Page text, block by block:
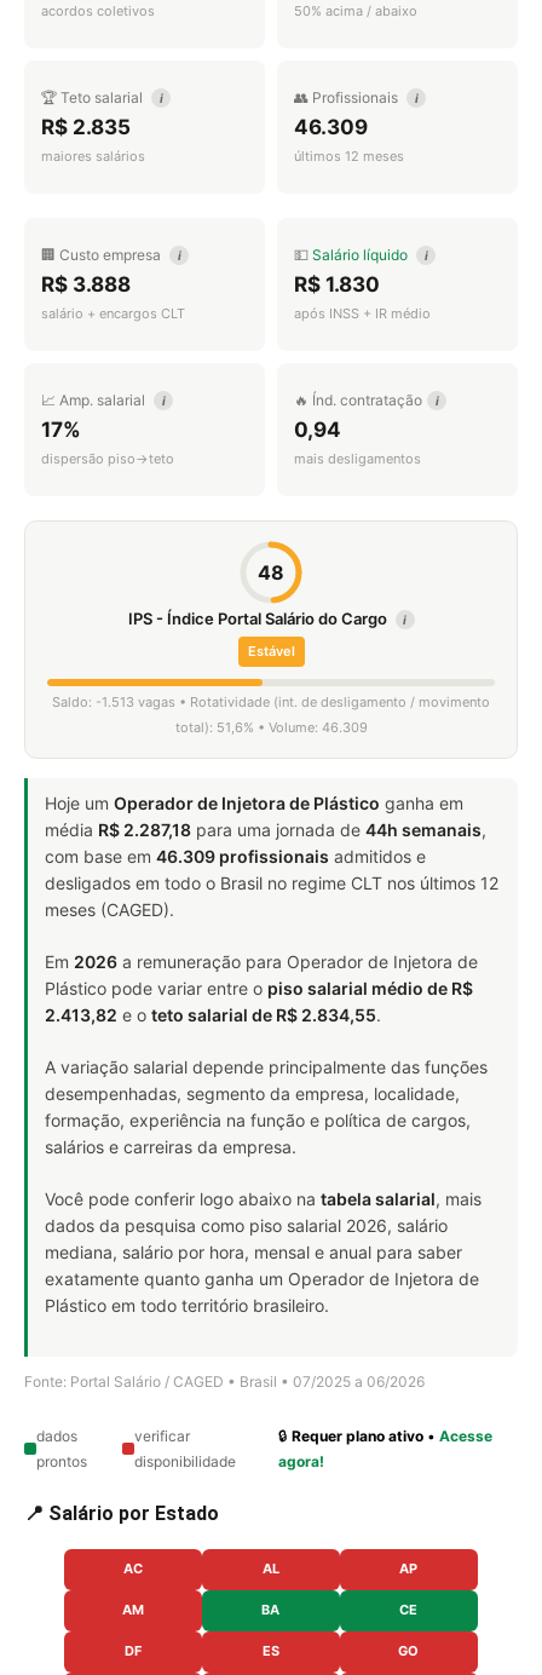
acordos coletivos 50% acima / abaixo
🏆 Teto salarial i
R$ 2.835
maiores salários
👥 Profissionais i
46.309
últimos 12 meses
🏢 Custo empresa i
R$ 3.888
salário + encargos CLT
💵 Salário líquido i
R$ 1.830
após INSS + IR médio
📈 Amp. salarial i
17%
dispersão piso→teto
🔥 Índ. contratação i
0,94
mais desligamentos
48
IPS - Índice Portal Salário do Cargo i
Estável
Saldo: -1.513 vagas • Rotatividade (int. de desligamento / movimento
total): 51,6% • Volume: 46.309
Hoje um Operador de Injetora de Plástico ganha em
média R$ 2.287,18 para uma jornada de 44h semanais,
com base em 46.309 profissionais admitidos e
desligados em todo o Brasil no regime CLT nos últimos 12
meses (CAGED).
Em 2026 a remuneração para Operador de Injetora de
Plástico pode variar entre o piso salarial médio de R$
2.413,82 e o teto salarial de R$ 2.834,55.
A variação salarial depende principalmente das funções
desempenhadas, segmento da empresa, localidade,
formação, experiência na função e política de cargos,
salários e carreiras da empresa.
Você pode conferir logo abaixo na tabela salarial, mais
dados da pesquisa como piso salarial 2026, salário
mediana, salário por hora, mensal e anual para saber
exatamente quanto ganha um Operador de Injetora de
Plástico em todo território brasileiro.
Fonte: Portal Salário / CAGED • Brasil • 07/2025 a 06/2026
dados
prontos
verificar
disponibilidade
🔒Requer plano ativo •Acesse
agora!
📍 Salário por Estado
AC AL AP
AM BA CE
DF ES GO